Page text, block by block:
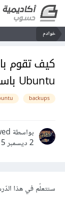
خوادم
كيف تقوم
Ubuntu باستخدام Bacula
backups
بواسطة kinan mawed
2 ديسمبر 2015